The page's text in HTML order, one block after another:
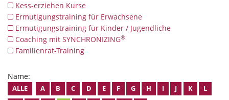
Kess-erziehen Kurse
Ermutigungstraining für Erwachsene
Ermutigungstraining für Kinder / Jugendliche
Coaching mit SYNCHRONIZING®
Familienrat-Training
Name:
ALLE A B C D E F G H I J K
L